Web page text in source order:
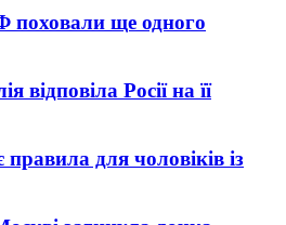
поховали ще одного
відповіла Росії на її
для чоловіків із